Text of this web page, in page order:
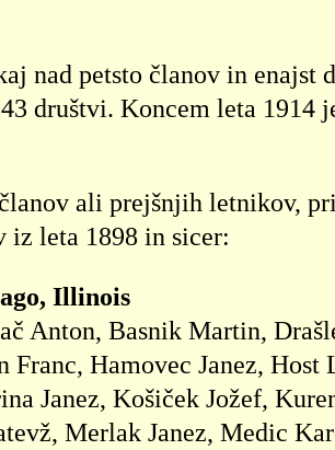
nad petsto članov in enajst
društvi. Koncem leta 1914
ali prejšnjih letnikov,
iz leta 1898 in sicer:
Illinois
Anton, Basnik Martin,
Franc, Hamovec Janez,
Janez, Košiček Jožef,
Merlak Janez, Medic